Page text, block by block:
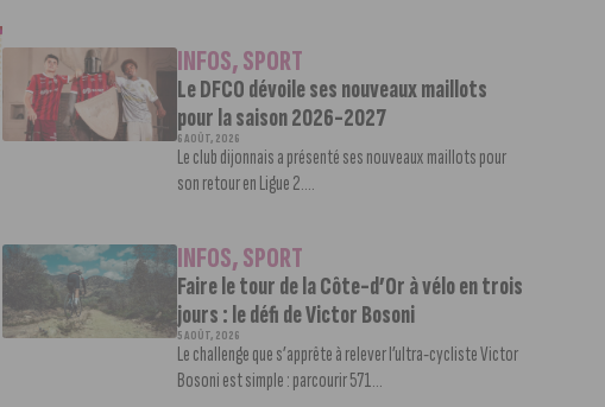
INFOS,SPORT
Le DFCO dévoile ses nouveaux maillots
pour la saison 2026-2027
6 AOÛT, 2026
Le club dijonnais a présenté ses nouveaux maillots pour
son retour en Ligue 2....
INFOS,SPORT
Faire le tour de la Côte-d’Or à vélo en trois
jours : le défi de Victor Bosoni
5 AOÛT, 2026
Le challenge que s’apprête à relever l’ultra-cycliste Victor
Bosoni est simple : parcourir 571...